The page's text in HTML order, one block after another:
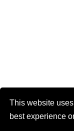
This website
best experience